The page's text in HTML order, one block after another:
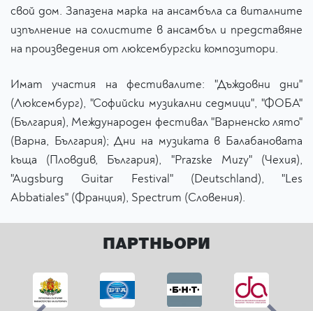
свой дом. Запазена марка на ансамбъла са виталните
изпълнение на солистите в ансамбъл и представяне
на произведения от люксембургски композитори.
Имат участия на фестивалите: "Дъждовни дни"
(Люксембург), "Софийски музикални седмици", "ФОБА"
(България), Международен фестивал "Варненско лято"
(Варна, България); Дни на музиката в Балабановата
къща (Пловдив, България), "Prazske Muzy" (Чехия),
"Augsburg Guitar Festival" (Deutschland), "Les
Abbatiales" (Франция), Spectrum (Словения).
ПАРТНЬОРИ